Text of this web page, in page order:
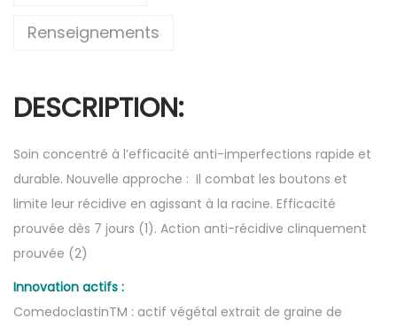
Renseignements
DESCRIPTION:
Soin concentré à l’efficacité anti-imperfections rapide et
durable. Nouvelle approche : Il combat les boutons et
limite leur récidive en agissant à la racine. Efficacité
prouvée dès 7 jours (1). Action anti-récidive clinquement
prouvée (2)
Innovation actifs :
ComedoclastinTM : actif végétal extrait de graine de